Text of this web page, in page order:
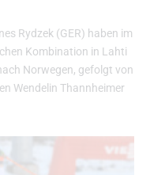
Rydzek (GER) haben im
Kombination in Lahti
Norwegen, gefolgt von
Wendelin Thannheimer